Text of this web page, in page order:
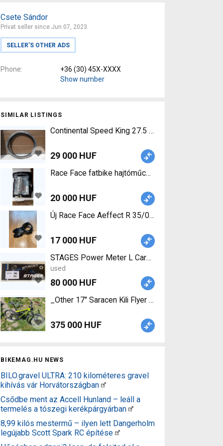
Csete Sándor
Privat seller since Jun 07, 2023
SELLER’S OTHER ADS
Phone
+36 (30) 45X-XXXX
Show number
SIMILAR LISTINGS
Continental Speed King 27.5 Continental Speed
29 000 HUF
Race Face fatbike hajtóműcsapágy Race Face
20 000 HUF
Új Race Face Aeffect R 35/0 fok 50mm
17 000 HUF
STAGES Power Meter L Carbon BB30 172,5 mm
used
80 000 HUF
375 000 HUF
BIKEMAG.HU NEWS
BILO.gravel ULTRA: 210 kilométeres gravel
kihívás vár Horvátországban
Csődbe ment az Accell Hunland – leáll a
termelés a tószegi kerékpárgyárban
8,99 kilós mestermű – ilyen lett Dangerholm
legújabb Scott Spark RC építése